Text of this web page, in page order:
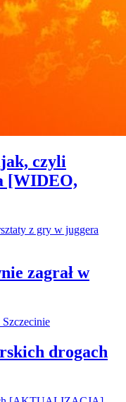
czyli
[WIDEO,
zagrał w
drogach